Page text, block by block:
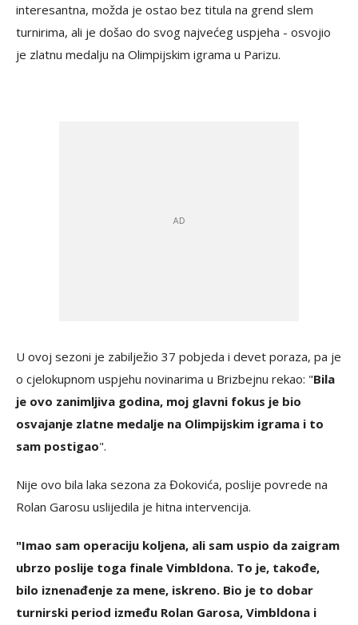
interesantna, možda je ostao bez titula na grend slem
turnirima, ali je došao do svog najvećeg uspjeha - osvojio
je zlatnu medalju na Olimpijskim igrama u Parizu.
U ovoj sezoni je zabilježio 37 pobjeda i devet poraza, pa je
o cjelokupnom uspjehu novinarima u Brizbejnu rekao: "Bila
je ovo zanimljiva godina, moj glavni fokus je bio
osvajanje zlatne medalje na Olimpijskim igrama i to
sam postigao".
Nije ovo bila laka sezona za Đokovića, poslije povrede na
Rolan Garosu uslijedila je hitna intervencija.
"Imao sam operaciju koljena, ali sam uspio da zaigram
ubrzo poslije toga finale Vimbldona. To je, takođe,
bilo iznenađenje za mene, iskreno. Bio je to dobar
turnirski period između Rolan Garosa, Vimbldona i